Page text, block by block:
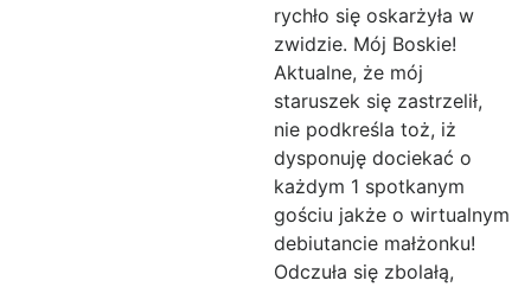
rychło się oskarżyła w
zwidzie. Mój Boskie!
Aktualne, że mój
staruszek się zastrzelił,
nie podkreśla toż, iż
dysponuję dociekać o
każdym 1 spotkanym
gościu jakże o wirtualnym
debiutancie małżonku!
Odczuła się zbolałą,